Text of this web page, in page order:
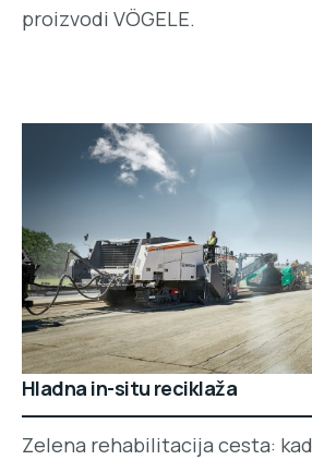
proizvodi VÖGELE.
Hladna in-situ reciklaža
Zelena rehabilitacija cesta: